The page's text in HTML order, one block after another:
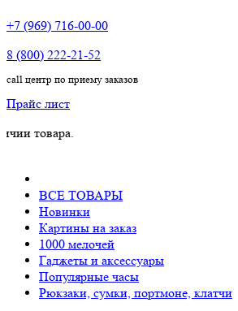
+7 (969) 716-00-00
8 (800) 222-21-52
call центр по приему заказов
Прайс лист
ВСЕ ТОВАРЫ
Новинки
Картины на заказ
1000 мелочей
Гаджеты и аксессуары
Популярные часы
Рюкзаки, сумки, портмоне, клатчи